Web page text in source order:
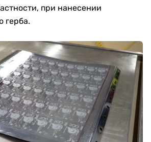
при нанесении
герба.